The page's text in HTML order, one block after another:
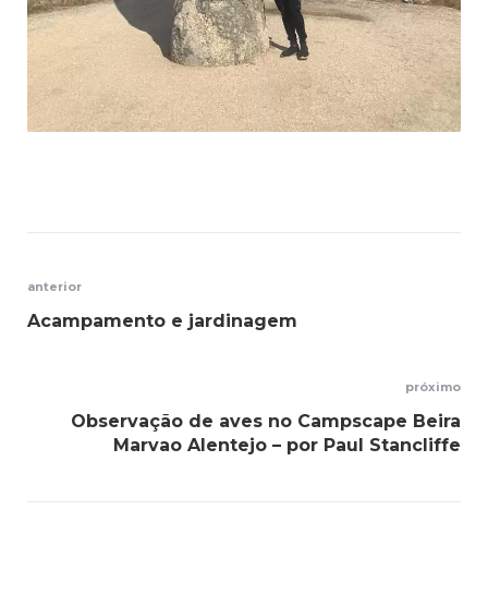
Navegação
anterior
Acampamento e jardinagem
próximo
Observação de aves no Campscape Beira
Marvao Alentejo – por Paul Stancliffe